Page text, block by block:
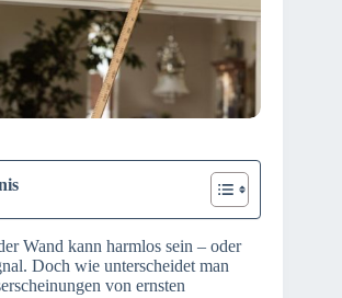
Wand kann harmlos sein – oder
Doch wie unterscheidet man
von ernsten